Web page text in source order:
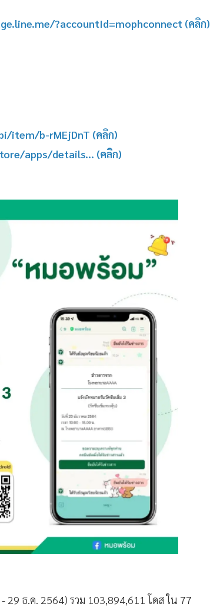
?accountId=mophconnect (คลิก)
item/b-rMEjDnT (คลิก)
apps/details... (คลิก)
29 ธ.ค. 2564) รวม 103,894,611 โดส ใน 77